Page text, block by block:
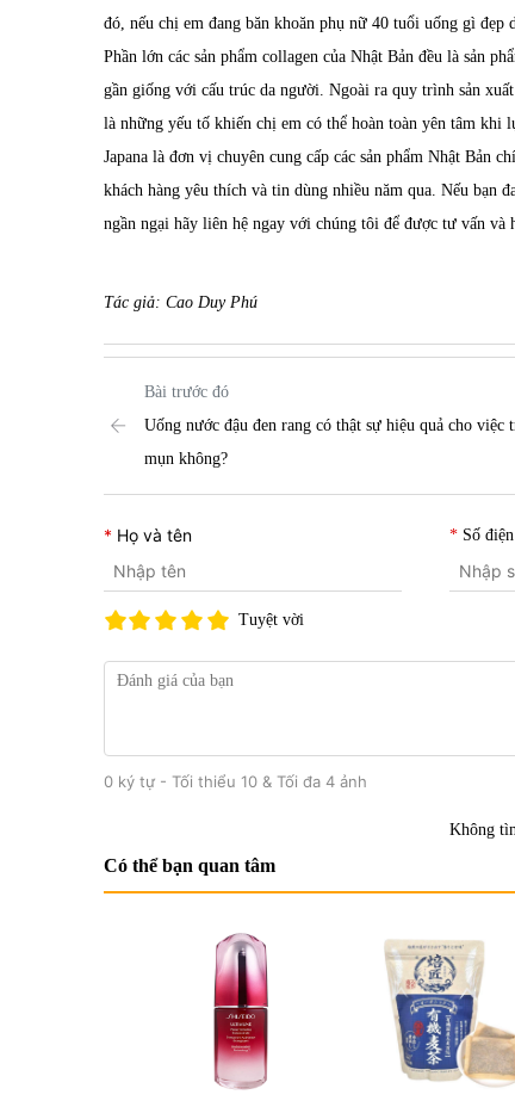
đó, nếu chị em đang băn khoăn phụ nữ 40 tuổi uống gì đẹp
Phần lớn các sản phẩm collagen của Nhật Bản đều là sản
gần giống với cấu trúc da người. Ngoài ra quy trình sản
là những yếu tố khiến chị em có thể hoàn toàn yên tâm khi
Japana là đơn vị chuyên cung cấp các sản phẩm Nhật Bản
khách hàng yêu thích và tin dùng nhiều năm qua. Nếu bạn
ngần ngại hãy liên hệ ngay với chúng tôi để được tư vấn và
Tác giả: Cao Duy Phú
Bài trước đó
Uống nước đậu đen rang có thật sự hiệu quả cho việc
mụn không?
Họ và tên Số
Tuyệt vời
0 ký tự - Tối thiểu 10 & Tối đa 4 ảnh
Không
Có thể bạn quan tâm